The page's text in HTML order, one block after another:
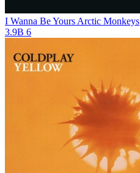
I Wanna Be Yours Arctic Monkeys
3.9B 6